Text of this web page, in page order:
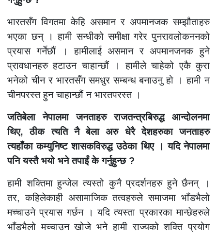
भारतसँग विगतमा केहि असमान र अपमानजक सम्झौताहरु
भएका छन् । हामी सन्धीको समीक्षा गरेर पुनरावलोकननको
प्रयास गर्नेछौं । हामीलाई असमान र अपमानजनक हुने
प्रावधानहरु हटाउन चाहान्छौं । हामीले चाहेको एकै कुरा
भनेको चीन र भारतसँग समधुर सम्बन्ध बनाउनु हो । हामी न
चीनपरस्त हुन चाहान्छौं न भारतपरस्त ।
जतिबेला नेपालमा जनताहरु राजतन्त्रबिरुद्ध आन्दोलनमा
थिए, ठीक त्यति नै बेला अरु धेरै देशहरुका जनताहरु
त्यहाँका कम्युनिष्ट शासकविरुद्ध उठेका थिए । यदि नेपालमा
पनि यस्तै भयो भने तपाईं के गर्नुहुन्छ ?
हामी शक्तिमा हुन्जेल त्यस्तो कुनै प्रदर्शनहरु हुने छैनन् ।
तर, कहिलेकाही असामाजिक तत्वहरुले समाजमा भाँडभैलो
मच्चाउने प्रयास गर्छन । यदि त्यस्ता प्रकारका मान्छेहरुले
भाँडभैलो मच्चाउन खोजे भने हामी राज्यको शक्ति प्रयोग